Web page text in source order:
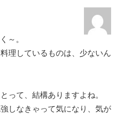
～。
理しているものは、少ないん
って、結構ありますよね。
しなきゃって気になり、気が